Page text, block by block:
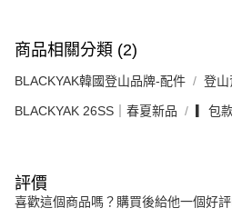
商品相關分類 (2)
BLACKYAK韓國登山品牌-配件 登山
BLACKYAK 26SS｜春夏新品 ▎包
評價
喜歡這個商品嗎？購買後給他一個好